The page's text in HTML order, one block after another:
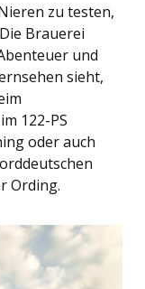
zu testen,
Brauerei
und
sieht,
122-PS
oder auch
Ording.